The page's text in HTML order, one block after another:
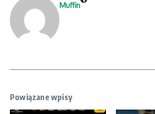
Muffin
Powiązane wpisy